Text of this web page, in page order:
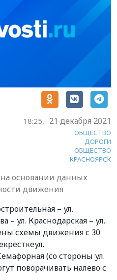
18:25, 21 декабря 2021
ОБЩЕСТВО
ДОРОГИ
ОБЩЕСТВО
КРАСНОЯРСК
основании данных
движения
– ул.
– ул. Краснодарская – ул.
схемы движения с 30
ул.
(со стороны ул.
поворачивать налево с